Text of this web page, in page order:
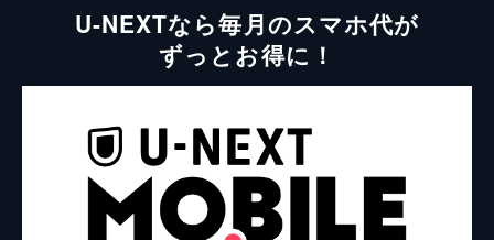
U-NEXTなら毎月のスマホ代が
ずっとお得に！